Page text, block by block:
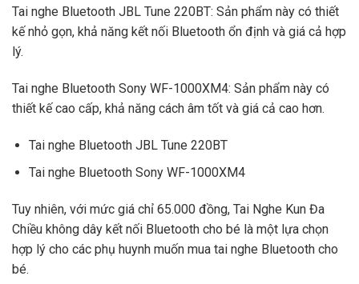
Tai nghe Bluetooth JBL Tune 220BT: Sản phẩm này có thiết
kế nhỏ gọn, khả năng kết nối Bluetooth ổn định và giá cả hợp
lý.
Tai nghe Bluetooth Sony WF-1000XM4: Sản phẩm này có
thiết kế cao cấp, khả năng cách âm tốt và giá cả cao hơn.
Tai nghe Bluetooth JBL Tune 220BT
Tai nghe Bluetooth Sony WF-1000XM4
Tuy nhiên, với mức giá chỉ 65.000 đồng, Tai Nghe Kun Đa
Chiều không dây kết nối Bluetooth cho bé là một lựa chọn
hợp lý cho các phụ huynh muốn mua tai nghe Bluetooth cho
bé.